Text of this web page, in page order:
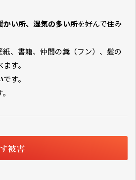
かい所、湿気の多い所を好んで住み
紙、書籍、仲間の糞（フン）、髪の
す。
です。
被害